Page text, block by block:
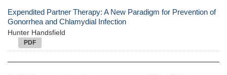
Expendited Partner Therapy: A New Paradigm for Prevention of
Gonorrhea and Chlamydial Infection
Hunter Handsfield
PDF